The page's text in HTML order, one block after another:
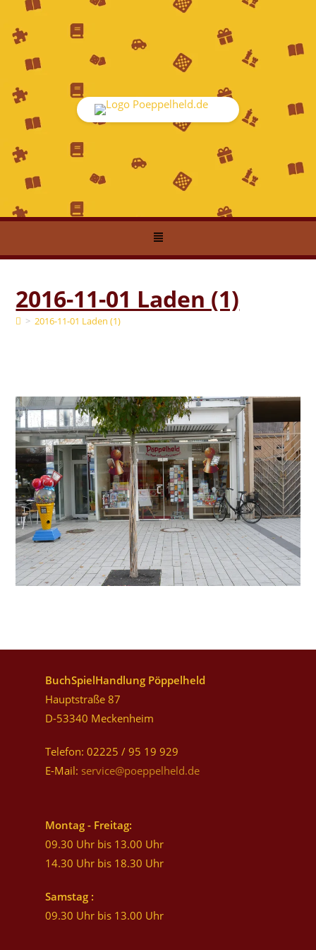
2016-11-01 Laden (1)
> 2016-11-01 Laden (1)
BuchSpielHandlung Pöppelheld
Hauptstraße 87
D-53340 Meckenheim
Telefon: 02225 / 95 19 929
E-Mail: service@poeppelheld.de
Montag - Freitag:
09.30 Uhr bis 13.00 Uhr
14.30 Uhr bis 18.30 Uhr
Samstag :
09.30 Uhr bis 13.00 Uhr